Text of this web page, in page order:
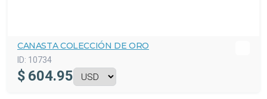
CANASTA COLECCIÓN DE ORO
ID: 10734
$ 604.95